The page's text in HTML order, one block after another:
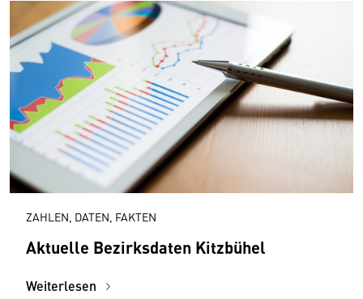
ZAHLEN, DATEN, FAKTEN
Aktuelle Bezirksdaten Kitzbühel
Weiterlesen